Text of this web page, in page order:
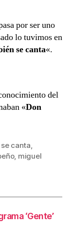
por ser uno
lo tuvimos en
se canta«.
del
«Don
canta,
, miguel
‘Gente’